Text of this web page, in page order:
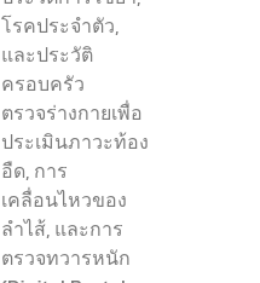
โรคประจำตัว,
และประวัติ
ครอบครัว
ตรวจร่างกายเพื่อ
ประเมินภาวะท้อง
อืด, การ
เคลื่อนไหวของ
ลำไส้, และการ
ตรวจทวารหนัก